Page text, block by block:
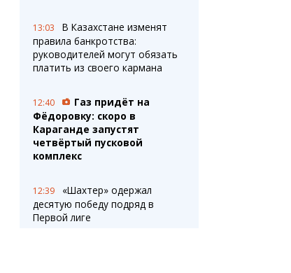
13:03
В Казахстане изменят
правила банкротства:
руководителей могут обязать
платить из своего кармана
12:40
Газ придёт на
Фёдоровку: скоро в
Караганде запустят
четвёртый пусковой
комплекс
12:39
«Шахтер» одержал
десятую победу подряд в
Первой лиге